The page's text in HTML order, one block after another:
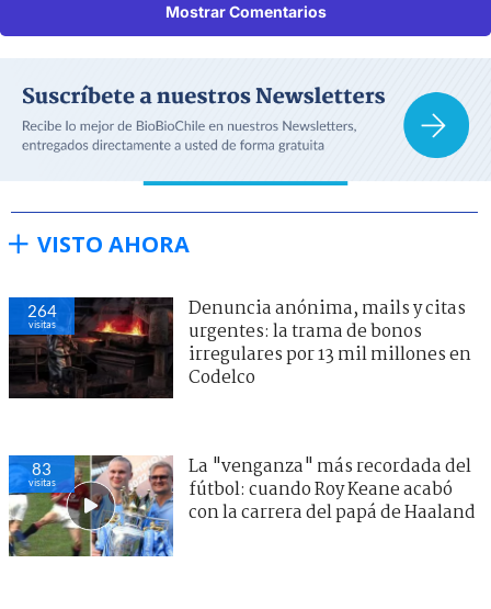
Mostrar Comentarios
VISTO AHORA
264
visitas
Denuncia anónima, mails y citas
urgentes: la trama de bonos
irregulares por 13 mil millones en
Codelco
83
visitas
La "venganza" más recordada del
fútbol: cuando Roy Keane acabó
con la carrera del papá de Haaland